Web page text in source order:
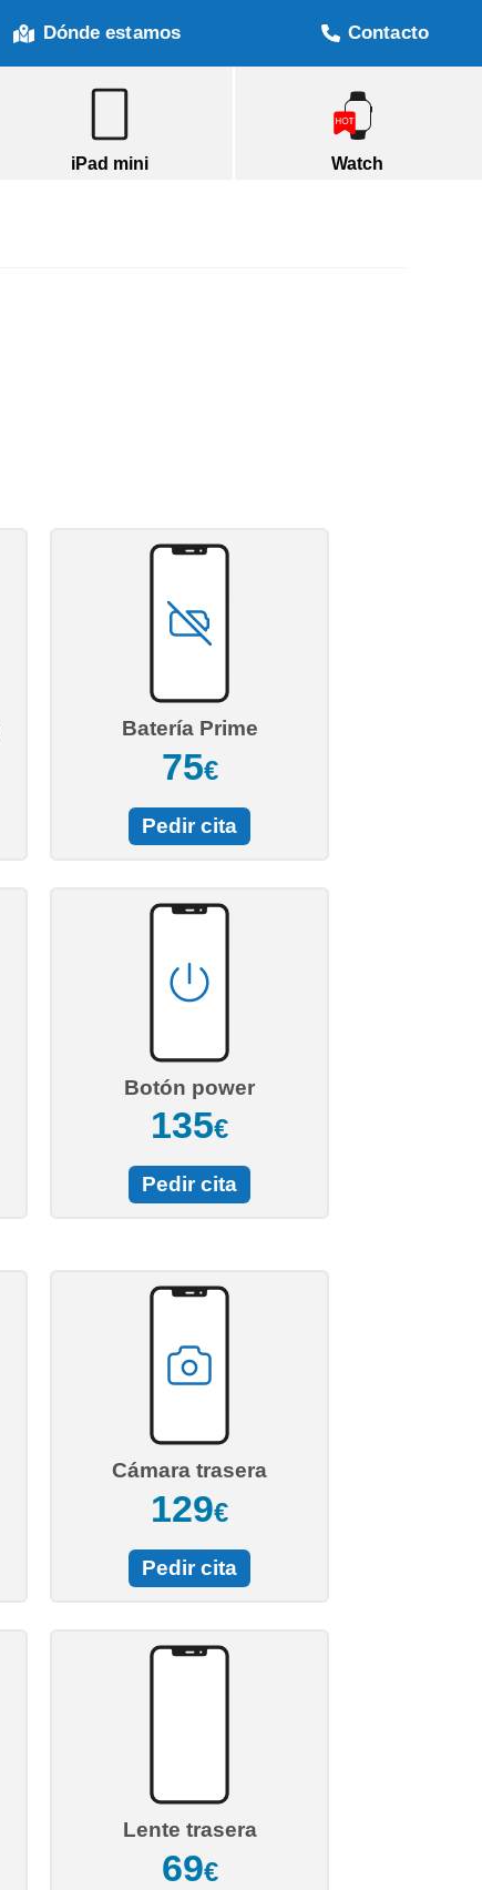
Dónde estamos Contacto
iPad mini Watch
Batería Prime
75€
Pedir cita
Botón power
135€
Pedir cita
Cámara trasera
129€
Pedir cita
Lente trasera
69€